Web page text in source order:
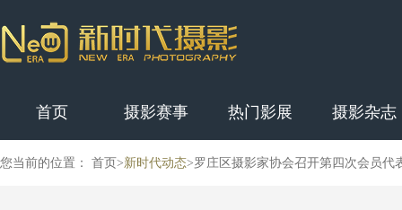
首页 摄影赛事 热门影展 摄影杂志
您当前的位置： 首页>新时代动态>罗庄区摄影家协会召开第四次会员代